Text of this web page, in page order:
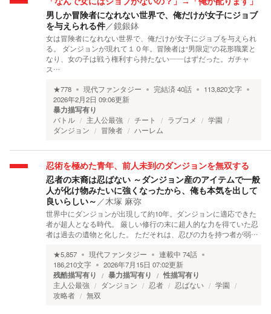
男しか冒険者になれない世界で、俺だけが女子にジョブ
を与えられる件／鏡銀鉢
女は冒険者になれない世界で、俺だけが女子にジョブを与えられ
る。 ダンジョンが現れて１０年。冒険者は“男限定”の花形職業と
なり、女の子は戦う権利すら持たない——はずだった。ガチャ
ス…
★778 現代ファンタジー 完結済40話 113,820文字
2026年2月2日 09:06更新
暴力描写有り
バトル 主人公最強 チート ラブコメ
学園
ダンジョン
冒険者 ハーレム
忍術を極めた青年、前人未到のダンジョンを無双する
忍者の末裔は忍ばない ～ダンジョン産のアイテムで一般
人が化け物みたいに強くなったから、俺も本気を出して
良いらしい～ ／木塚 麻弥
世界中にダンジョンが出現して約10年。ダンジョンに適応できた
者が超人となる時代。 厳しい修行の末に超人的な力を得ていた忍
者は過去の遺物と化した。 ただそれは、忍びの力を持つ者が弱…
★5,857 現代ファンタジー 連載中 74話
186,210文字 2026年7月15日 07:02更新
残酷描写有り 暴力描写有り 性描写有り
主人公最強 ダンジョン 忍者 忍ばない
学園
攻略者
無双